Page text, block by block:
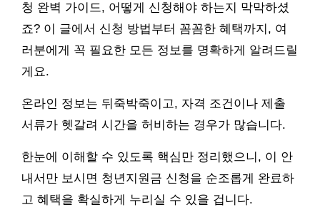
청 완벽 가이드, 어떻게 신청해야 하는지 막막하셨
죠? 이 글에서 신청 방법부터 꼼꼼한 혜택까지, 여
러분에게 꼭 필요한 모든 정보를 명확하게 알려드릴
게요.
온라인 정보는 뒤죽박죽이고, 자격 조건이나 제출
서류가 헷갈려 시간을 허비하는 경우가 많습니다.
한눈에 이해할 수 있도록 핵심만 정리했으니, 이 안
내서만 보시면 청년지원금 신청을 순조롭게 완료하
고 혜택을 확실하게 누리실 수 있을 겁니다.